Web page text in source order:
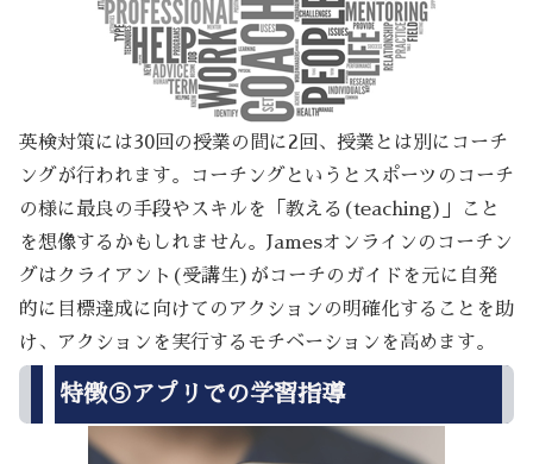
英検対策には30回の授業の間に2回、授業とは別にコーチ
ングが行われます。コーチングというとスポーツのコーチ
の様に最良の手段やスキルを「教える(teaching)」こと
を想像するかもしれません。Jamesオンラインのコーチン
グはクライアント(受講生)がコーチのガイドを元に自発
的に目標達成に向けてのアクションの明確化することを助
け、アクションを実行するモチベーションを高めます。
特徴⑤アプリでの学習指導